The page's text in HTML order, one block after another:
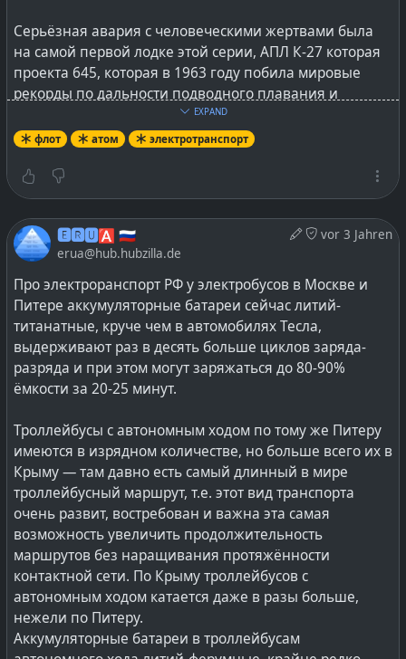
Серьёзная авария с человеческими жертвами была
на самой первой лодке этой серии, АПЛ К-27 которая
проекта 645, которая в 1963 году побила мировые
рекорды по дальности подводного плавания и
жидкометаллическая, т. к. используется свинцово-
висмутовый теплоноситель, а быстрые потому, что
замедления нейтронов не используется, не
производится.
Сплав этот имеет достаточно низкую (123 °С)
температуру плавления и высокую — кипения
(1670 °С).
Самой большой проблемой оказалось возникновение
окислов, которое и привело к тяжелой аварии на
одном из двух реакторов на первой опытной К-27.
разгерметизации первого контура во время ремонтов
и перегрузки топлива. Но об их опасности тогда никто
не знал, потому что реакторная установка работала
без сбоев всю первую кампанию. Проблемы начались
во время второй. Шлаки забили вход в активную зону,
теплоноситель перестал проходить, начался сначала
локальный перегрев, а потом — уже из-за действий
оператора, который хотел удержать падающую
мощность реактора, — началось плавление активной
зоны.
EXPAND
флот атом электротранспорт
vor 3 Jahren
🅴🆁🆄🅰 🇷🇺
erua@hub.hubzilla.de
Про электроранспорт РФ у электробусов в Москве и
Питере аккумуляторные батареи сейчас литий-
титанатные, круче чем в автомобилях Тесла,
выдерживают раз в десять больше циклов заряда-
разряда и при этом могут заряжаться до 80-90%
ёмкости за 20-25 минут.
Троллейбусы с автономным ходом по тому же Питеру
имеются в изрядном количестве, но больше всего их в
Крыму — там давно есть самый длинный в мире
троллейбусный маршрут, т.е. этот вид транспорта
очень развит, востребован и важна эта самая
возможность увеличить продолжительность
маршрутов без наращивания протяжённости
контактной сети. По Крыму троллейбусов с
автономным ходом катается даже в разы больше,
нежели по Питеру.
Аккумуляторные батареи в троллейбусам